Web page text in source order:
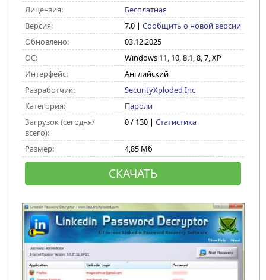
Лицензия:
Бесплатная
Версия:
7.0| Сообщить о новой версии
Обновлено:
03.12.2025
ОС:
Windows 11, 10, 8.1, 8, 7, XP
Интерфейс:
Английский
Разработчик:
SecurityXploded Inc
Категория:
Пароли
Загрузок (сегодня/
всего):
0 / 130 | Статистика
Размер: 4,85 Мб
СКАЧАТЬ